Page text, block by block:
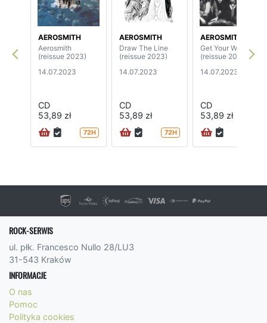
AEROSMITH
Aerosmith
(reissue 2023)
14.07.2023
CD
53,89 zł
72H
AEROSMITH
Draw The Line
(reissue 2023)
14.07.2023
CD
53,89 zł
72H
AEROSMITH
Get Your Wings
(reissue 2023)
14.07.2023
CD
53,89 zł
ROCK-SERWIS
ul. płk. Francesco Nullo 28/LU3
31-543 Kraków
INFORMACJE
O nas
Pomoc
Polityka cookies